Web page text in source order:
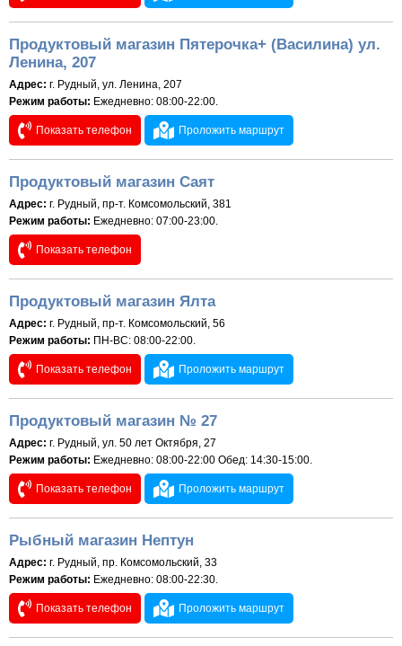
Продуктовый магазин Пятерочка+ (Василина) ул.
Ленина, 207
Адрес: г. Рудный, ул. Ленина, 207
Режим работы: Ежедневно: 08:00-22:00.
Показать телефон Проложить маршрут
Продуктовый магазин Саят
Адрес: г. Рудный, пр-т. Комсомольский, 381
Режим работы: Ежедневно: 07:00-23:00.
Показать телефон
Продуктовый магазин Ялта
Адрес: г. Рудный, пр-т. Комсомольский, 56
Режим работы: ПН-ВС: 08:00-22:00.
Показать телефон Проложить маршрут
Продуктовый магазин № 27
Адрес: г. Рудный, ул. 50 лет Октября, 27
Режим работы: Ежедневно: 08:00-22:00 Обед: 14:30-15:00.
Показать телефон Проложить маршрут
Рыбный магазин Нептун
Адрес: г. Рудный, пр. Комсомольский, 33
Режим работы: Ежедневно: 08:00-22:30.
Показать телефон Проложить маршрут